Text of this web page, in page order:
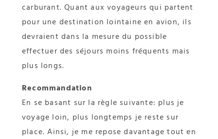
carburant. Quant aux voyageurs qui partent
pour une destination lointaine en avion, ils
devraient dans la mesure du possible
effectuer des séjours moins fréquents mais
plus longs.
Recommandation
En se basant sur la règle suivante: plus je
voyage loin, plus longtemps je reste sur
place. Ainsi, je me repose davantage tout en